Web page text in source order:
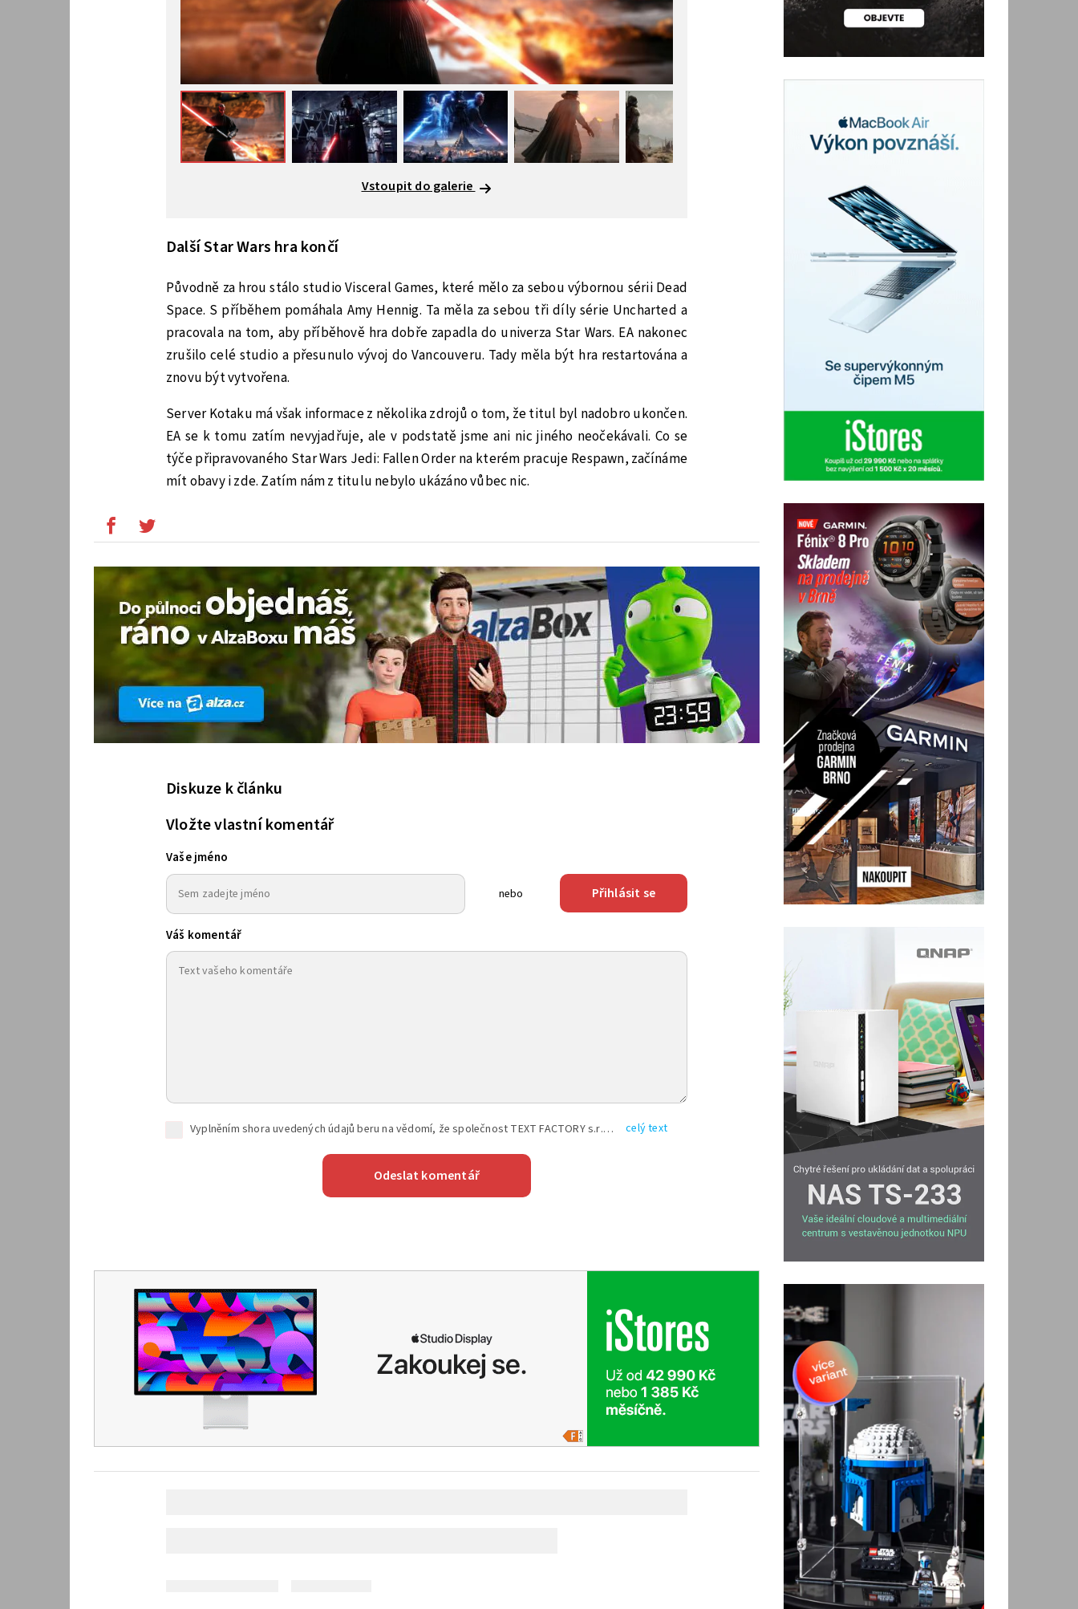
Vstoupit do galerie
Další Star Wars hra končí
Původně za hrou stálo studio Visceral Games, které mělo za sebou výbornou sérii Dead
Space. S příběhem pomáhala Amy Hennig. Ta měla za sebou tři díly série Uncharted a
pracovala na tom, aby příběhově hra dobře zapadla do univerza Star Wars. EA nakonec
zrušilo celé studio a přesunulo vývoj do Vancouveru. Tady měla být hra restartována a
znovu být vytvořena.
Server Kotaku má však informace z několika zdrojů o tom, že titul byl nadobro ukončen.
EA se k tomu zatím nevyjadřuje, ale v podstatě jsme ani nic jiného neočekávali. Co se
týče připravovaného Star Wars Jedi: Fallen Order na kterém pracuje Respawn, začínáme
mít obavy i zde. Zatím nám z titulu nebylo ukázáno vůbec nic.
Diskuze k článku
Vložte vlastní komentář
Vaše jméno
nebo Přihlásit se
Váš komentář
Vyplněním shora uvedených údajů beru na vědomí, že společnost TEXT FACTORY s.r.o., sídlem Brno, Durďákova 336/29, Černá Pole, PSČ: 613 00, IČ: 06157831, zapsané u Krajského soudu v Brně, oddíl C, vložka 100399, bude zpracovávat mé osobní údaje uvedené v rámci mnou vyplněného registračního formuláře na základě oprávněných zájmů TEXT FACTORY s.r.o. dle čl. 6 odst. 1 písm. f) GDPR a pro splnění právních povinností (čl. 6 odst. 1 písm. c) GDPR), a to pro tyto účely: nezbytnost zajistit oprávnění návštěvníka webových stránek provozovaných společností TEXT FACTORY s.r.o. přispívat aktivně ke zveřejněným článkům nebo v rámci diskusních fór a výkon práv TEXT FACTORY s.r.o. jako administrátora těchto diskusních fór. Více informací o zpracování osobních údajů a právech lze nalézt v celý text